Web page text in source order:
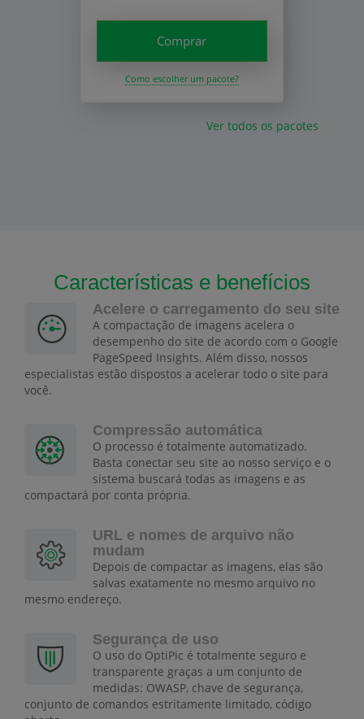
Comprar
Como escolher um pacote?
Ver todos os pacotes
Características e benefícios
Acelere o carregamento do seu site
A compactação de imagens acelera o
desempenho do site de acordo com o Google
PageSpeed Insights. Além disso, nossos
especialistas estão dispostos a acelerar todo o site para
você.
Compressão automática
O processo é totalmente automatizado.
Basta conectar seu site ao nosso serviço e o
sistema buscará todas as imagens e as
compactará por conta própria.
URL e nomes de arquivo não
mudam
Depois de compactar as imagens, elas são
salvas exatamente no mesmo arquivo no
mesmo endereço.
Segurança de uso
O uso do OptiPic é totalmente seguro e
transparente graças a um conjunto de
medidas: OWASP, chave de segurança,
conjunto de comandos estritamente limitado, código